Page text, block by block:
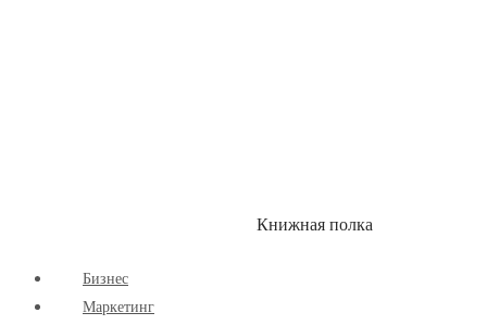
Книжная полка
Бизнес
Маркетинг